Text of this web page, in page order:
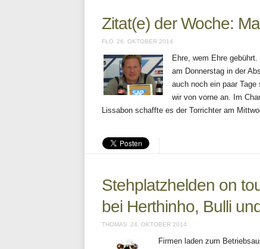
Zitat(e) der Woche:
FLO 26. OKTOBER 2014
Ehre, wem Ehre
am Donnerstag in der
auch noch ein paar
wir von vorne an. Im
Lissabon schaffte es der Torrichter am
Stehplatzhelden on
bei Herthinho, Bulli
THOMAS 24. OKTOBER 2014
Firmen laden zum